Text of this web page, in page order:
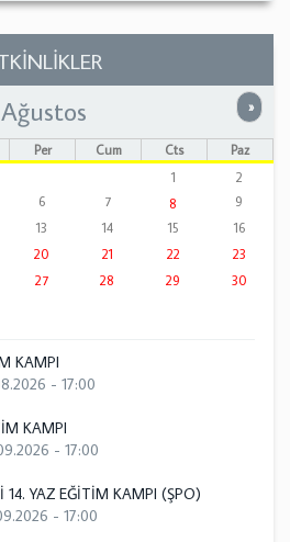
»
Ağustos
Per Cum Cts
Paz
1
2
6 7 8
9
13 14 15
16
20 21 22
23
27 28 29
30
KAMPI
- 17:00
KAMPI
- 17:00
14. YAZ EĞİTİM KAMPI (ŞPO)
- 17:00